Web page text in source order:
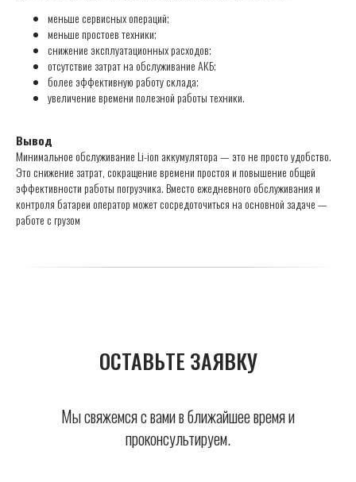
меньше сервисных операций;
меньше простоев техники;
снижение эксплуатационных расходов;
отсутствие затрат на обслуживание АКБ;
более эффективную работу склада;
увеличение времени полезной работы техники.
Вывод
Минимальное обслуживание Li-ion аккумулятора — это не просто удобство.
Это снижение затрат, сокращение времени простоя и повышение общей
эффективности работы погрузчика. Вместо ежедневного обслуживания и
контроля батареи оператор может сосредоточиться на основной задаче —
работе с грузом
ОСТАВЬТЕ ЗАЯВКУ
Мы свяжемся с вами в ближайшее время и
проконсультируем.